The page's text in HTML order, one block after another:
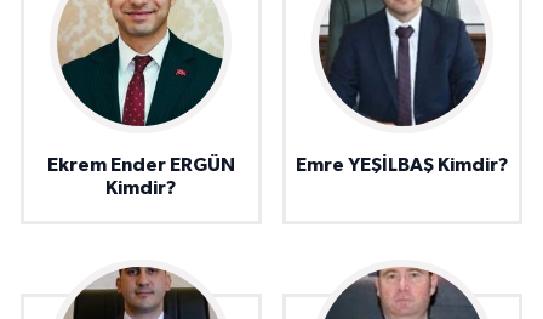
Ekrem Ender ERGÜN
Kimdir?
Emre YEŞİLBAŞ Kimdir?